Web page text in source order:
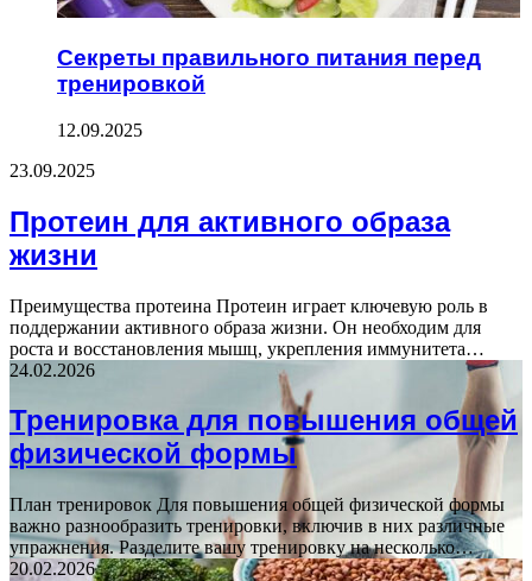
Секреты правильного питания перед
тренировкой
12.09.2025
23.09.2025
Протеин для активного образа
жизни
Преимущества протеина Протеин играет ключевую роль в
поддержании активного образа жизни. Он необходим для
роста и восстановления мышц, укрепления иммунитета…
24.02.2026
Тренировка для повышения общей
физической формы
План тренировок Для повышения общей физической формы
важно разнообразить тренировки, включив в них различные
упражнения. Разделите вашу тренировку на несколько…
20.02.2026